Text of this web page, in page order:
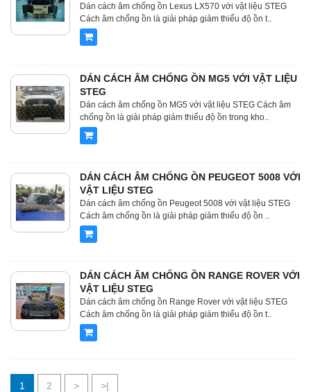
Dán cách âm chống ồn Lexus LX570 với vật liệu STEG
Cách âm chống ồn là giải pháp giảm thiểu độ ồn t..
DÁN CÁCH ÂM CHỐNG ỒN MG5 VỚI VẬT LIỆU
STEG
Dán cách âm chống ồn MG5 với vật liệu STEG Cách âm
chống ồn là giải pháp giảm thiểu độ ồn trong kho..
DÁN CÁCH ÂM CHỐNG ỒN PEUGEOT 5008 VỚI
VẬT LIỆU STEG
Dán cách âm chống ồn Peugeot 5008 với vật liệu STEG
Cách âm chống ồn là giải pháp giảm thiểu độ ồn ..
DÁN CÁCH ÂM CHỐNG ỒN RANGE ROVER VỚI
VẬT LIỆU STEG
Dán cách âm chống ồn Range Rover với vật liệu STEG
Cách âm chống ồn là giải pháp giảm thiểu độ ồn t..
1 2 > >|